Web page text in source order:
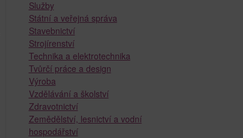
Služby
Státní a veřejná správa
Stavebnictví
Strojírenství
Technika a elektrotechnika
Tvůrčí práce a design
Výroba
Vzdělávání a školství
Zdravotnictví
Zemědělství, lesnictví a vodní
hospodářství